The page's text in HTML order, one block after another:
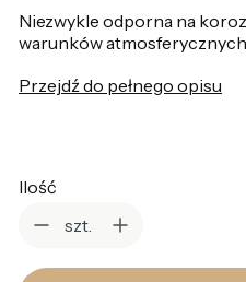
Niezwykle odporna na
warunków
Przejdź do pełnego opisu
Ilość
szt.